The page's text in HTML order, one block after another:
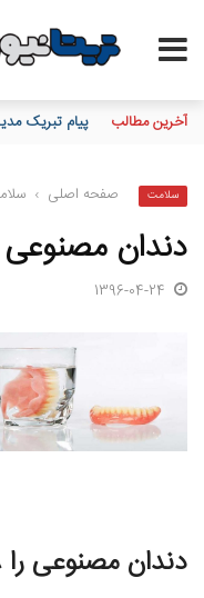
آخرین مطالب پیام تبریک
سلامت صفحه اصلی ›
دندان مصنوعی را ۸ ساعت
1396-04-24
دندان مصنوعی را ۸ ساعت درآورید